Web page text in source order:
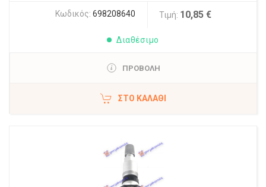
Κωδικός: 698208640 Τιμή: 10,85 €
Διαθέσιμο
ΠΡΟΒΟΛΗ
ΣΤΟ ΚΑΛΆΘΙ